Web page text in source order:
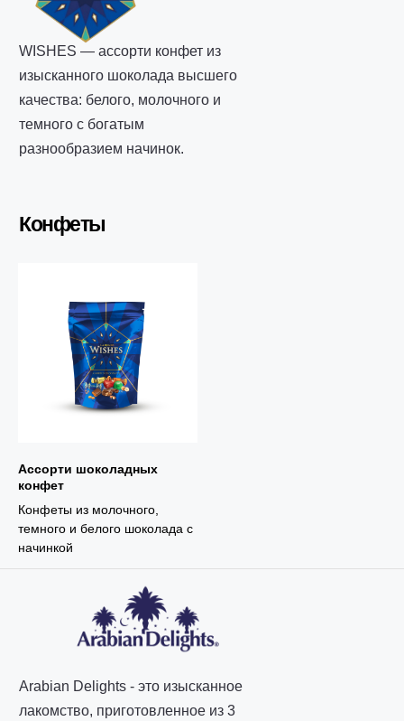
Конфеты
WISHES — ассорти конфет из
изысканного шоколада высшего
качества: белого, молочного и
темного с богатым
разнообразием начинок.
Ассорти шоколадных
конфет
Конфеты из молочного,
темного и белого шоколада с
начинкой
Arabian Delights - это изысканное
лакомство, приготовленное из 3